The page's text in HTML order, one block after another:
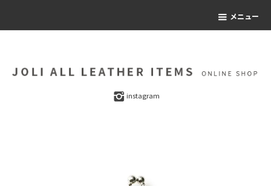
メニュー
instagram